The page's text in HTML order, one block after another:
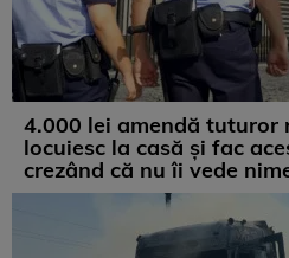
4.000 lei amendă tuturor
locuiesc la casă și fac
crezând că nu îi vede